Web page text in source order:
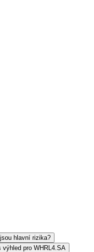
hlavní rizika?
výhled pro WHRL4.SA